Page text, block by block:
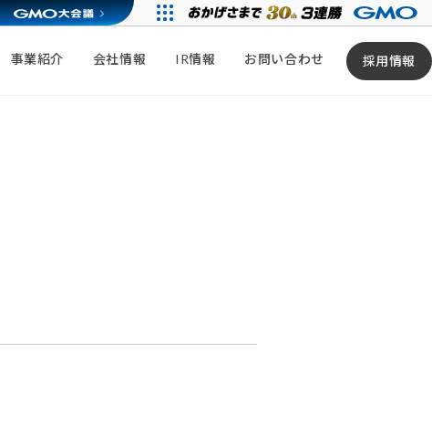
事業紹介 会社情報 IR情報 お問い合わせ 採用情報